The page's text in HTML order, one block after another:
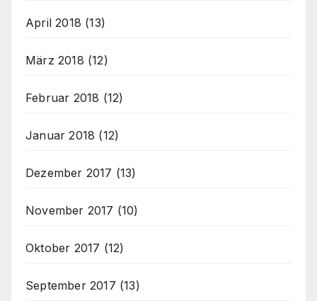
April 2018 (13)
März 2018 (12)
Februar 2018 (12)
Januar 2018 (12)
Dezember 2017 (13)
November 2017 (10)
Oktober 2017 (12)
September 2017 (13)